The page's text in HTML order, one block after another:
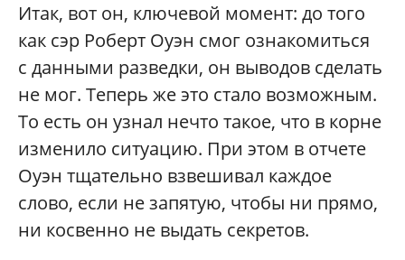
Итак, вот он, ключевой момент: до того
как сэр Роберт Оуэн смог ознакомиться
с данными разведки, он выводов сделать
не мог. Теперь же это стало возможным.
То есть он узнал нечто такое, что в корне
изменило ситуацию. При этом в отчете
Оуэн тщательно взвешивал каждое
слово, если не запятую, чтобы ни прямо,
ни косвенно не выдать секретов.